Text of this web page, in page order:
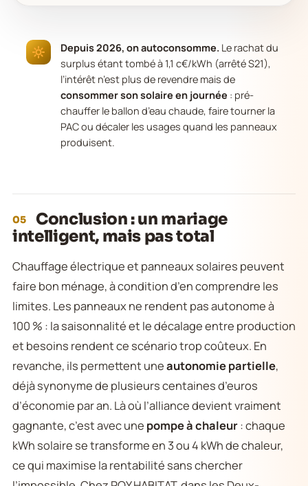
Depuis 2026, on autoconsomme. Le rachat du
surplus étant tombé à 1,1 c€/kWh (arrêté S21),
l’intérêt n’est plus de revendre mais de
consommer son solaire en journée : pré-
chauffer le ballon d’eau chaude, faire tourner la
PAC ou décaler les usages quand les panneaux
produisent.
05
Conclusion : un mariage
intelligent, mais pas total
Chauffage électrique et panneaux solaires peuvent
faire bon ménage, à condition d’en comprendre les
limites. Les panneaux ne rendent pas autonome à
100 % : la saisonnalité et le décalage entre production
et besoins rendent ce scénario trop coûteux. En
revanche, ils permettent uneautonomie partielle,
déjà synonyme de plusieurs centaines d’euros
d’économie par an. Là où l’alliance devient vraiment
gagnante, c’est avec une pompe à chaleur: chaque
kWh solaire se transforme en 3 ou 4 kWh de chaleur,
ce qui maximise la rentabilité sans chercher